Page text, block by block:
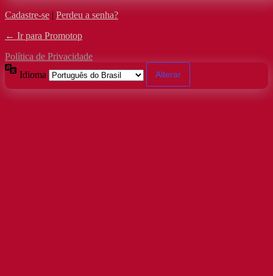
Cadastre-se | Perdeu a senha?
← Ir para Promotop
Política de Privacidade
Idioma